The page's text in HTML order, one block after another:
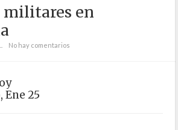
militares en
No hay comentarios
Ene 25